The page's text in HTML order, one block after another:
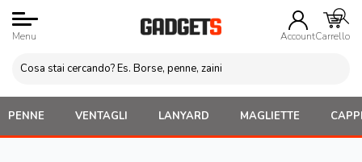
Menu AccountCarrello
PENNE VENTAGLI LANYARD MAGLIETTE